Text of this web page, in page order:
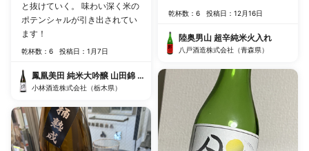
と抜けていく。 味わい深く米の
ポテンシャルが引き出されてい
ます！
乾杯数：6 投稿日：1月7日
鳳凰美田 純米大吟醸 山田錦 火入れ
小林酒造株式会社（栃木県）
乾杯数：6 投稿日：12月16日
陸奥男山 超辛純米火入れ
八戸酒造株式会社（青森県）